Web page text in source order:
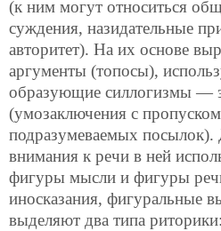
(к ним могут относиться
суждения, назидательные
авторитет). На их основе
аргументы (топосы),
образующие силлогизмы —
(умозаключения с
подразумеваемых посылок).
внимания к речи в ней
фигуры мысли и фигуры
иносказания, фигуральные
выделяют два типа